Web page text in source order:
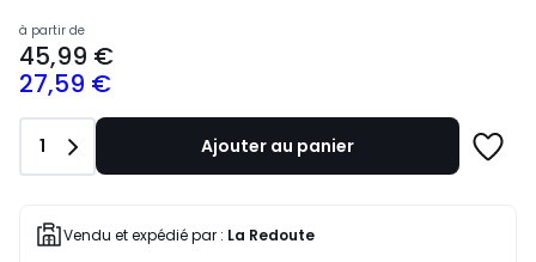
Prix
à
partir
souscrivez
notre
programme
à partir de
27,59 €
45,99 €
Quantité
1 Ajouter au panier
Vendu et expédié par : La Redoute